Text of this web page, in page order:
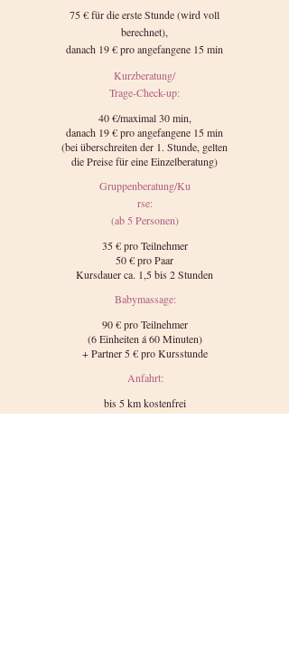
75 € für die erste Stunde (wird voll
berechnet),
danach 19 € pro angefangene 15 min
Kurzberatung/
Trage-Check-up:
40 €/maximal 30 min,
danach 19 € pro angefangene 15 min
(bei überschreiten der 1. Stunde, gelten
die Preise für eine Einzelberatung)
Gruppenberatung/Ku
rse:
(ab 5 Personen)
35 € pro Teilnehmer
50 € pro Paar
Kursdauer ca. 1,5 bis 2 Stunden
Babymassage:
90 € pro Teilnehmer
(6 Einheiten á 60 Minuten)
+ Partner 5 € pro Kursstunde
Anfahrt:
bis 5 km kostenfrei
(Pegau Innenstadt, Elstertrebnitz,